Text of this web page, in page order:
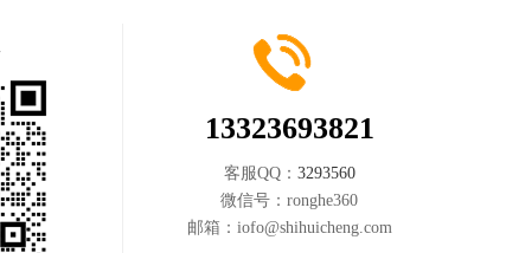
13323693821
客服QQ： 3293560
微信号： ronghe360
邮箱： iofo@shihuicheng.com